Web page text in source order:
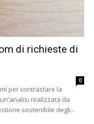
di richieste di
0
per contrastare la
realizzata da
sostenibile degli...